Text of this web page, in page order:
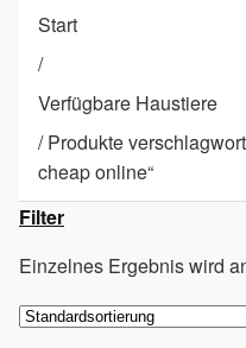
Start
/
Verfügbare Haustiere
/Produkte
cheap online“
Filter
Einzelnes Ergebnis wird